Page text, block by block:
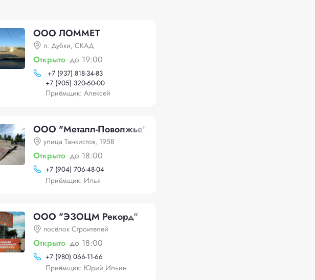
ООО ЛОММЕТ
п. Дубки, СКАД
Открыто до 19:00
+7 (937) 818-34-83
+7 (905) 320-60-00
Приёмщик: Алексей
ООО "Металл-Поволжье"
улица Танкистов, 195В
Открыто до 18:00
+7 (904) 706-48-04
Приёмщик: Илья
ООО "ЭЗОЦМ Рекорд"
посёлок Строителей
Открыто до 18:00
+7 (980) 066-11-66
Приёмщик: Юрий Ильин